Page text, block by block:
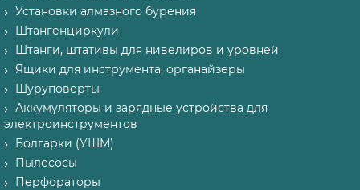
Установки алмазного бурения
Штангенциркули
Штанги, штативы для нивелиров и уровней
Ящики для инструмента, органайзеры
Шуруповерты
Аккумуляторы и зарядные устройства для
электроинструментов
Болгарки (УШМ)
Пылесосы
Перфораторы